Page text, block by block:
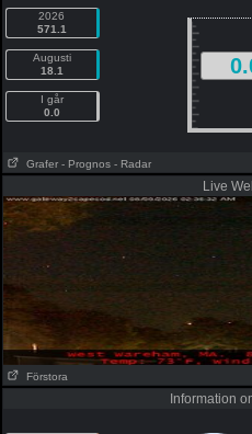
2026
571.1
Augusti
18.1
I går
0.0
Grafer - Prognos - Radar
Live
Förstora
Information